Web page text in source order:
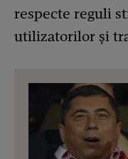
respecte reguli
utilizatorilor și